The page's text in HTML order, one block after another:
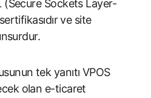
(Secure Sockets Layer-
ve site
tek yanıtı VPOS
olan e-ticaret